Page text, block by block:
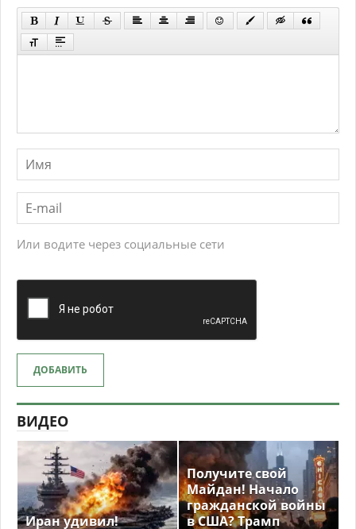
Или водите через социальные сети
ДОБАВИТЬ
ВИДЕО
Иран удивил!
Получите свой
Майдан! Начало
гражданской войны
в США? Трамп